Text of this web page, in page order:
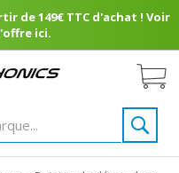
de 149€ TTC d'achat ! Voir
ici.